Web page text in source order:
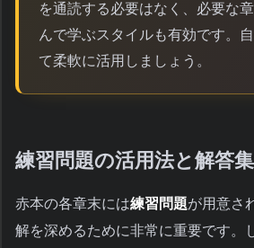
を通読する必要はなく、必要な
んで学ぶスタイルも有効です。
て柔軟に活用しましょう。
練習問題の活用法と解答
赤本の各章末には練習問題が用意さ
解を深めるために非常に重要です。